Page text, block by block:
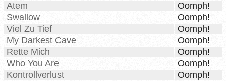
Atem
Oomph!
Swallow
Oomph!
Viel Zu Tief
Oomph!
My Darkest Cave
Oomph!
Rette Mich
Oomph!
Who You Are
Oomph!
Kontrollverlust
Oomph!